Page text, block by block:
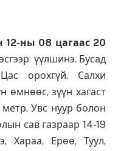
12-ны 08 цагаас 20
үүлшинэ. Бусад
орохгүй. Салхи
өмнөөс, зүүн хагаст
метр. Увс нуур болон
сав газраар 14-19
Хараа, Ерөө, Туул,